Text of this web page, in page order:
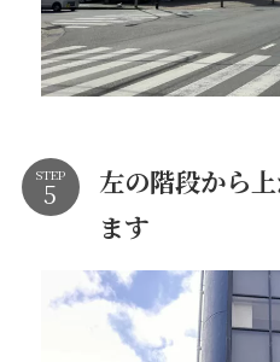
STEP
左の階段から
ます